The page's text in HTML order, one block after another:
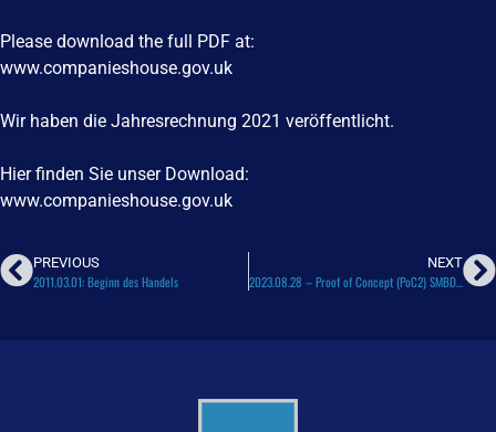
Please download the full PDF at:
www.companieshouse.gov.uk
Wir haben die Jahresrechnung 2021 veröffentlicht.
Hier finden Sie unser Download:
www.companieshouse.gov.uk
PREVIOUS
2011.03.01: Beginn des Handels
NEXT
2023.08.28 – Proof of Concept (PoC2) SMBD (Swiss Mobile Banking Desk)